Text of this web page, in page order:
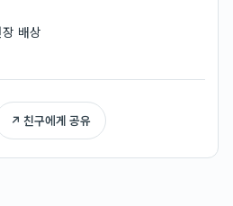
배상
↗ 친구에게 공유